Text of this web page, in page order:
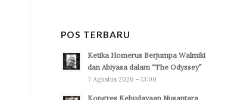
POS TERBARU
Ketika Homerus Berjumpa Walmiki
dan Abiyasa dalam “The Odyssey”
7 Agustus 2026 - 13:00
Kongres Kebudayaan Nusantara